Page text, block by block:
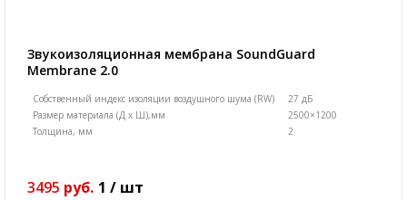
Звукоизоляционная мембрана SoundGuard
Membranе 2.0
Собственный индекс изоляции воздушного шума (RW)
27 дБ
Размер материала (Д х Ш),мм
2500×1200
Толщина, мм
2
3495 руб. 1 / шт